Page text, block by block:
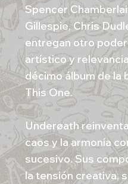
Spencer
Gillespie, Chris
entregan otro
artístico y
décimo álbum de la
This One.
Underøath
caos y la armonía
sucesivo. Sus
la tensión creativa,